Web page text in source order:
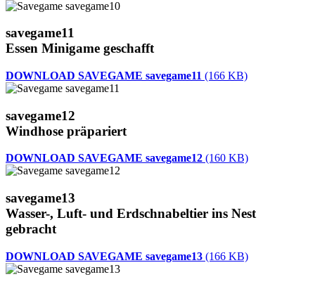
savegame11
Essen Minigame geschafft
DOWNLOAD SAVEGAME savegame11 (166 KB)
savegame12
Windhose präpariert
DOWNLOAD SAVEGAME savegame12 (160 KB)
savegame13
Wasser-, Luft- und Erdschnabeltier ins Nest
gebracht
DOWNLOAD SAVEGAME savegame13 (166 KB)